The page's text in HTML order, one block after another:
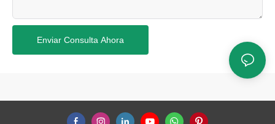
Enviar Consulta Ahora